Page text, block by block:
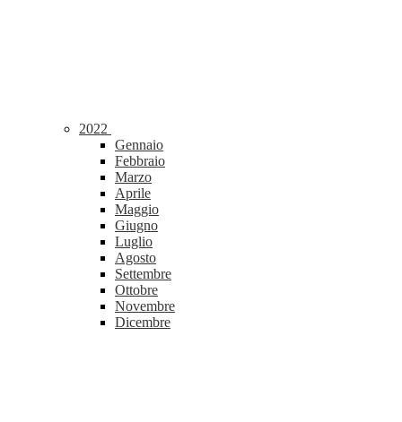
2022
Gennaio
Febbraio
Marzo
Aprile
Maggio
Giugno
Luglio
Agosto
Settembre
Ottobre
Novembre
Dicembre